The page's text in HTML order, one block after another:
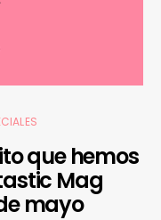
que hemos
Mag
mayo